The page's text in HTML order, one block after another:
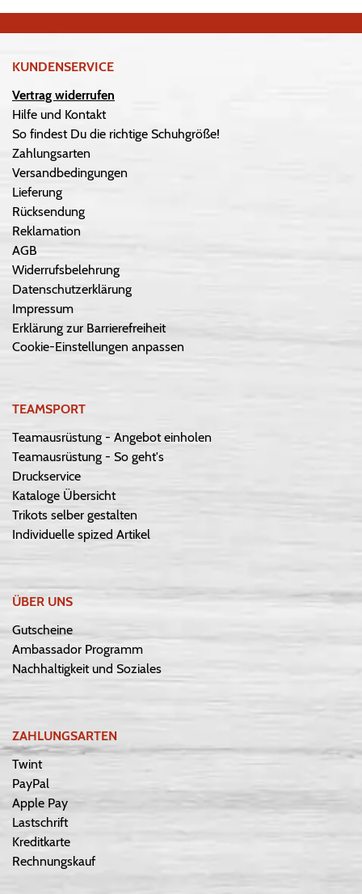
KUNDENSERVICE
Vertrag widerrufen
Hilfe und Kontakt
So findest Du die richtige Schuhgröße!
Zahlungsarten
Versandbedingungen
Lieferung
Rücksendung
Reklamation
AGB
Widerrufsbelehrung
Datenschutzerklärung
Impressum
Erklärung zur Barrierefreiheit
Cookie-Einstellungen anpassen
TEAMSPORT
Teamausrüstung - Angebot einholen
Teamausrüstung - So geht's
Druckservice
Kataloge Übersicht
Trikots selber gestalten
Individuelle spized Artikel
ÜBER UNS
Gutscheine
Ambassador Programm
Nachhaltigkeit und Soziales
ZAHLUNGSARTEN
Twint
PayPal
Apple Pay
Lastschrift
Kreditkarte
Rechnungskauf